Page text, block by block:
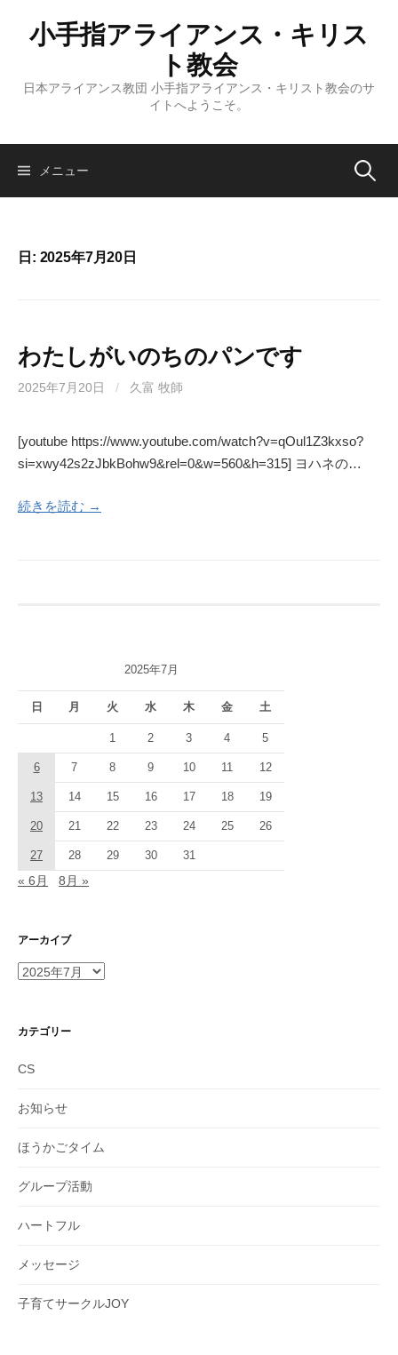
ス
小手指アライアンス・キリス
ト教会
日本アライアンス教団 小手指アライアンス・キリスト教会のサ
イトへようこそ。
メニュー 検
日: 2025年7月20日
わたしがいのちのパンです
2025年7月20日 / 久富 牧師
[youtube https://www.youtube.com/watch?v=qOul1Z3kxso?
si=xwy42s2zJbkBohw9&rel=0&w=560&h=315] ヨハネの…
続きを読む →
2025年7月
日 月 火 水 木 金 土
1 2 3 4 5
6 7 8 9 10 11 12
13 14 15 16 17 18 19
20 21 22 23 24 25 26
27 28 29 30 31
« 6月 8月 »
アーカイブ
ア
イ
カテゴリー
CS
お知らせ
ほうかごタイム
グループ活動
ハートフル
メッセージ
子育てサークルJOY